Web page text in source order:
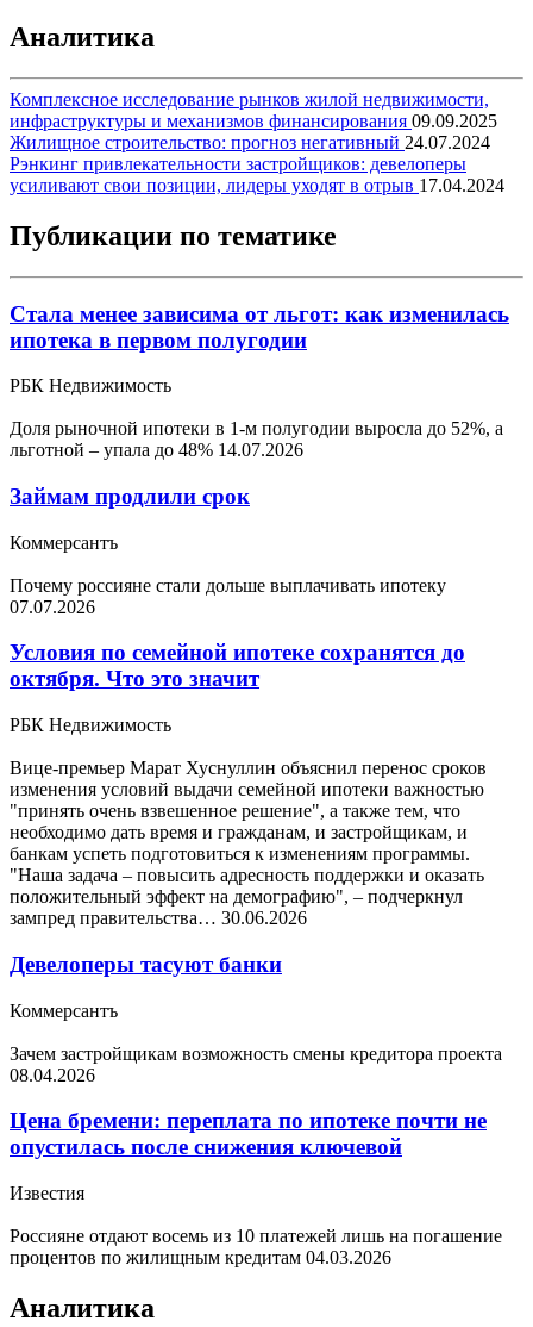
Аналитика
Комплексное исследование рынков жилой недвижимости,
инфраструктуры и механизмов финансирования 09.09.2025
Жилищное строительство: прогноз негативный 24.07.2024
Рэнкинг привлекательности застройщиков: девелоперы
усиливают свои позиции, лидеры уходят в отрыв 17.04.2024
Публикации по тематике
Стала менее зависима от льгот: как изменилась
ипотека в первом полугодии
РБК Недвижимость
Доля рыночной ипотеки в 1-м полугодии выросла до 52%, а
льготной – упала до 48% 14.07.2026
Займам продлили срок
Коммерсантъ
Почему россияне стали дольше выплачивать ипотеку
07.07.2026
Условия по семейной ипотеке сохранятся до
октября. Что это значит
РБК Недвижимость
Вице-премьер Марат Хуснуллин объяснил перенос сроков
изменения условий выдачи семейной ипотеки важностью
"принять очень взвешенное решение", а также тем, что
необходимо дать время и гражданам, и застройщикам, и
банкам успеть подготовиться к изменениям программы.
"Наша задача – повысить адресность поддержки и оказать
положительный эффект на демографию", – подчеркнул
зампред правительства… 30.06.2026
Девелоперы тасуют банки
Коммерсантъ
Зачем застройщикам возможность смены кредитора проекта
08.04.2026
Цена бремени: переплата по ипотеке почти не
опустилась после снижения ключевой
Известия
Россияне отдают восемь из 10 платежей лишь на погашение
процентов по жилищным кредитам 04.03.2026
Аналитика